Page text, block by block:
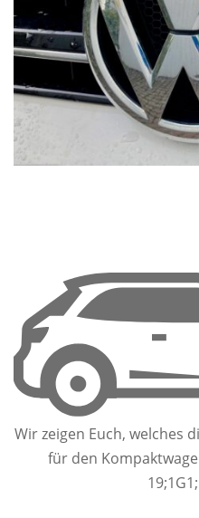
Wir zeigen Euch, welches
für den